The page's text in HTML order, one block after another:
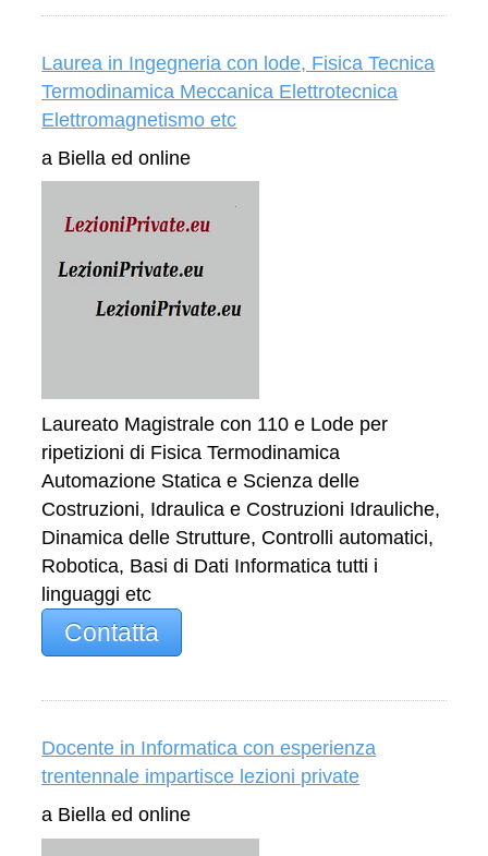
Laurea in Ingegneria con lode, Fisica Tecnica
Termodinamica Meccanica Elettrotecnica
Elettromagnetismo etc
a Biella ed online
Laureato Magistrale con 110 e Lode per
ripetizioni di Fisica Termodinamica
Automazione Statica e Scienza delle
Costruzioni, Idraulica e Costruzioni Idrauliche,
Dinamica delle Strutture, Controlli automatici,
Robotica, Basi di Dati Informatica tutti i
linguaggi etc
Contatta
Docente in Informatica con esperienza
trentennale impartisce lezioni private
a Biella ed online